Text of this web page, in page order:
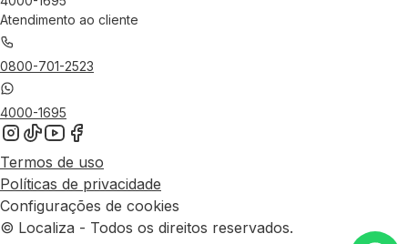
Atendimento ao cliente
0800-701-2523
4000-1695
Termos de uso
Políticas de privacidade
Configurações de cookies
© Localiza - Todos os direitos reservados.